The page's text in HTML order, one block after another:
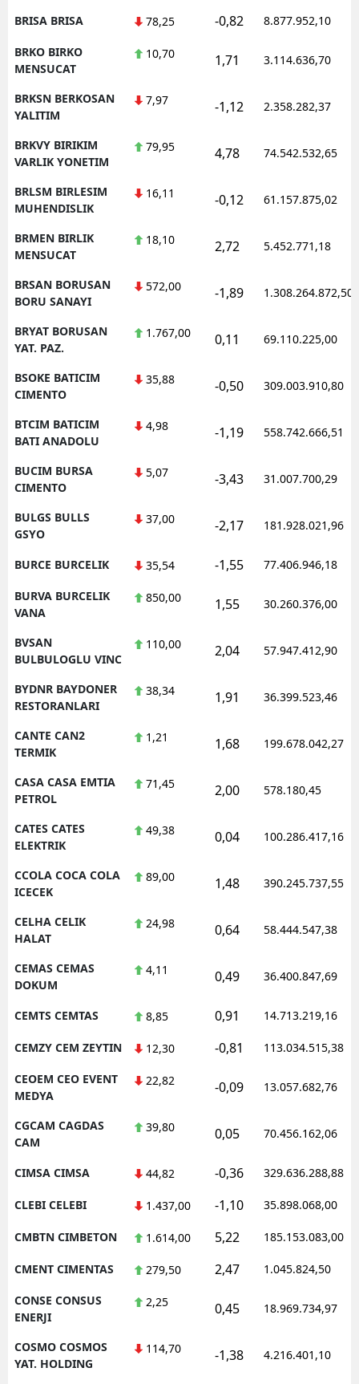
BRISA BRISA 78,25 -0,82 8.877.952,10
BRKO BIRKO
MENSUCAT
10,70 1,71 3.114.636,70
BRKSN BERKOSAN
YALITIM
7,97 -1,12 2.358.282,37
BRKVY BIRIKIM
VARLIK YONETIM
79,95 4,78 74.542.532,65
BRLSM BIRLESIM
MUHENDISLIK
16,11 -0,12 61.157.875,02
BRMEN BIRLIK
MENSUCAT
18,10 2,72 5.452.771,18
BRSAN BORUSAN
BORU SANAYI
572,00 -1,89 1.308.264.872,50
BRYAT BORUSAN
YAT. PAZ.
1.767,00 0,11 69.110.225,00
BSOKE BATICIM
CIMENTO
35,88 -0,50 309.003.910,80
BTCIM BATICIM
BATI ANADOLU
4,98 -1,19 558.742.666,51
BUCIM BURSA
CIMENTO
5,07 -3,43 31.007.700,29
BULGS BULLS
GSYO
37,00 -2,17 181.928.021,96
BURCE BURCELIK 35,54 -1,55 77.406.946,18
BURVA BURCELIK
VANA
850,00 1,55 30.260.376,00
BVSAN
BULBULOGLU VINC
110,00 2,04 57.947.412,90
BYDNR BAYDONER
RESTORANLARI
38,34 1,91 36.399.523,46
CANTE CAN2
TERMIK
1,21 1,68 199.678.042,27
CASA CASA EMTIA
PETROL
71,45 2,00 578.180,45
CATES CATES
ELEKTRIK
49,38 0,04 100.286.417,16
CCOLA COCA COLA
ICECEK
89,00 1,48 390.245.737,55
CELHA CELIK
HALAT
24,98 0,64 58.444.547,38
CEMAS CEMAS
DOKUM
4,11 0,49 36.400.847,69
CEMTS CEMTAS 8,85 0,91 14.713.219,16
CEMZY CEM ZEYTIN 12,30 -0,81 113.034.515,38
CEOEM CEO EVENT
MEDYA
22,82 -0,09 13.057.682,76
CGCAM CAGDAS
CAM
39,80 0,05 70.456.162,06
CIMSA CIMSA 44,82 -0,36 329.636.288,88
CLEBI CELEBI 1.437,00 -1,10 35.898.068,00
CMBTN CIMBETON 1.614,00 5,22 185.153.083,00
CMENT CIMENTAS 279,50 2,47 1.045.824,50
CONSE CONSUS
ENERJI
2,25 0,45 18.969.734,97
COSMO COSMOS
YAT. HOLDING
114,70 -1,38 4.216.401,10